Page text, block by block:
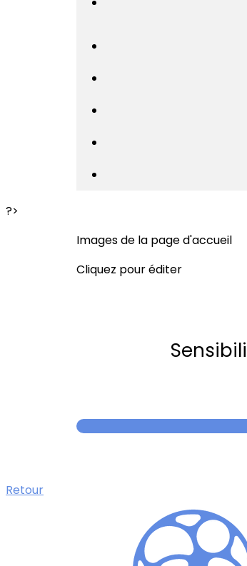
?>
Images de la page d'accueil
Cliquez pour éditer
Retour